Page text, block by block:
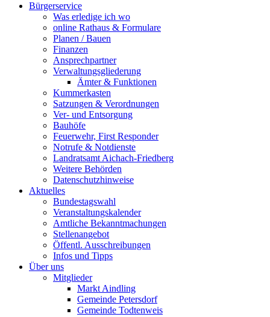
Bürgerservice
Was erledige ich wo
online Rathaus & Formulare
Planen / Bauen
Finanzen
Ansprechpartner
Verwaltungsgliederung
Ämter & Funktionen
Kummerkasten
Satzungen & Verordnungen
Ver- und Entsorgung
Bauhöfe
Feuerwehr, First Responder
Notrufe & Notdienste
Landratsamt Aichach-Friedberg
Weitere Behörden
Datenschutzhinweise
Aktuelles
Bundestagswahl
Veranstaltungskalender
Amtliche Bekanntmachungen
Stellenangebot
Öffentl. Ausschreibungen
Infos und Tipps
Über uns
Mitglieder
Markt Aindling
Gemeinde Petersdorf
Gemeinde Todtenweis